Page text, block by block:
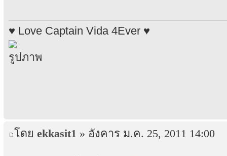
♥ Love Captain Vida 4Ever ♥
โดย ekkasit1 » อังคาร ม.ค. 25, 2011 14:00